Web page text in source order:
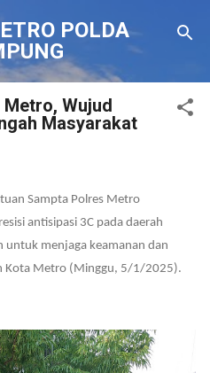
konten utamaPOLDA
Wujud
Masyarakat
Sampta Polres Metro
antisipasi 3C pada daerah
untuk menjaga keamanan dan
Kota Metro (Minggu, 5/1/2025).